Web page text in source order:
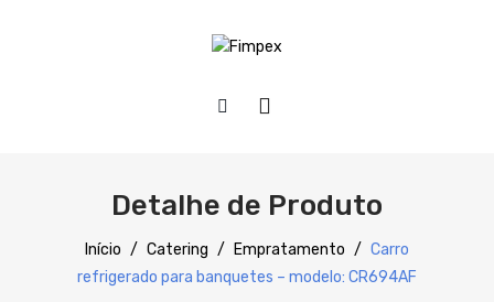
QUEM SOMOS
PRODUTOS
Preparação
Detalhe de Produto
Início / Catering / Empratamento / Carro
refrigerado para banquetes – modelo: CR694AF